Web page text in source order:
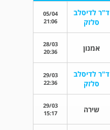
ד"ר לדיסלב
סלזק
05/04
21:06
אמנון
28/03
20:36
ד"ר לדיסלב
סלזק
29/03
22:36
שירה
29/03
15:17